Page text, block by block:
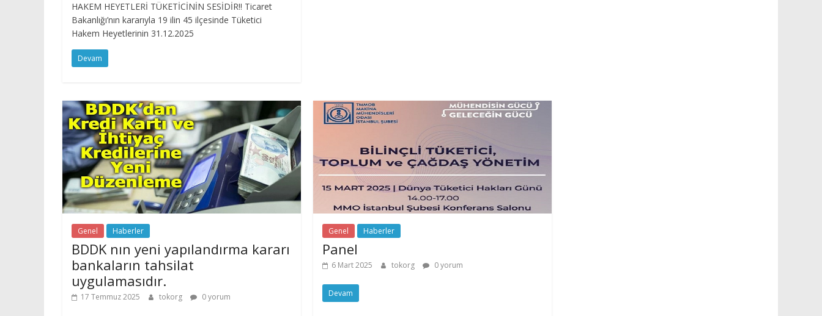
HAKEM HEYETLERİ TÜKETİCİNİN SESİDİR!! Ticaret
Bakanlığı’nın kararıyla 19 ilin 45 ilçesinde Tüketici
Hakem Heyetlerinin 31.12.2025
Devam
Genel Haberler
BDDK nın yeni yapılandırma kararı
bankaların tahsilat
uygulamasıdır.
17 Temmuz 2025 tokorg 0 yorum
Genel Haberler
Panel
6 Mart 2025 tokorg 0 yorum
Devam